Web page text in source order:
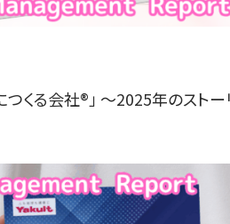
くる会社®」 〜2025年のスト